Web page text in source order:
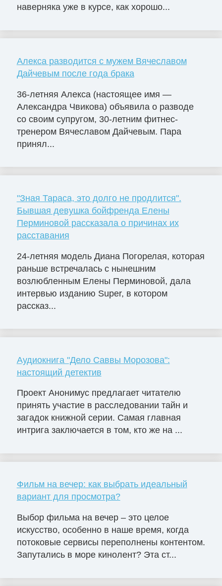
наверняка уже в курсе, как хорошо...
Алекса разводится с мужем Вячеславом
Дайчевым после года брака
36-летняя Алекса (настоящее имя —
Александра Чвикова) объявила о разводе
со своим супругом, 30-летним фитнес-
тренером Вячеславом Дайчевым. Пара
принял...
"Зная Тараса, это долго не продлится".
Бывшая девушка бойфренда Елены
Перминовой рассказала о причинах их
расставания
24-летняя модель Диана Погорелая, которая
раньше встречалась с нынешним
возлюбленным Елены Перминовой, дала
интервью изданию Super, в котором
рассказ...
Аудиокнига "Дело Саввы Морозова":
настоящий детектив
Проект Анонимус предлагает читателю
принять участие в расследовании тайн и
загадок книжной серии. Самая главная
интрига заключается в том, кто же на ...
Фильм на вечер: как выбрать идеальный
вариант для просмотра?
Выбор фильма на вечер – это целое
искусство, особенно в наше время, когда
потоковые сервисы переполнены контентом.
Запутались в море кинолент? Эта ст...